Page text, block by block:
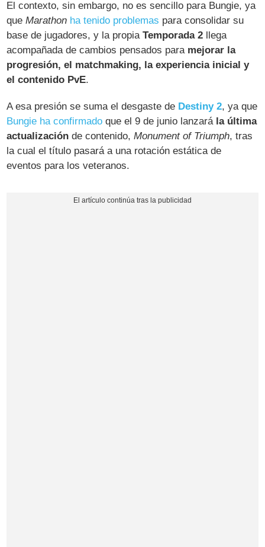
El contexto, sin embargo, no es sencillo para Bungie, ya
queMarathon ha tenido problemas para consolidar su
base de jugadores, y la propiaTemporada 2 llega
acompañada de cambios pensados para mejorar la
progresión, el matchmaking, la experiencia inicial y
el contenido PvE.
A esa presión se suma el desgaste de Destiny 2, ya que
Bungie ha confirmado que el 9 de junio lanzará la última
actualización de contenido,Monument of Triumph, tras
la cual el título pasará a una rotación estática de
eventos para los veteranos.